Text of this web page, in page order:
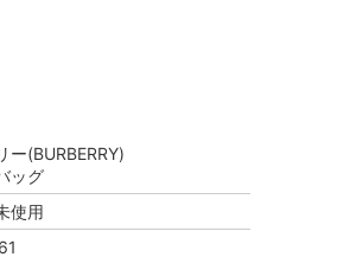
ー(BURBERRY)
ッグ
使用